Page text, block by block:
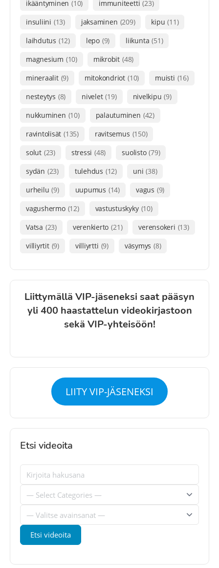
ikääntyminen (10) immuniteetti (23)
insuliini (13) jaksaminen (209) kipu (11)
laihdutus (12) lepo (9) liikunta (51)
magnesium (10) mikrobit (48)
mineraalit (9) mitokondriot (10) muisti (16)
nesteytys (8) nivelet (19) nivelkipu (9)
nukkuminen (10) palautuminen (42)
ravintolisät (135) ravitsemus (150)
solut (23) stressi (48) suolisto (79)
sydän (23) tulehdus (12) uni (38)
urheilu (9) uupumus (14) vagus (9)
vagushermo (12) vastustuskyky (10)
Vatsa (23) verenkierto (21) verensokeri (13)
villiyrtit (9) villiyrtti (9) väsymys (8)
Liittymällä VIP-jäseneksi saat pääsyn
yli 400 haastattelun videokirjastoon
sekä VIP-yhteisöön!
LIITY VIP-JÄSENEKSI
Etsi videoita